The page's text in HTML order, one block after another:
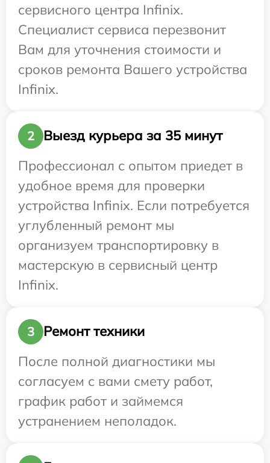
сервисного центра Infinix.
Специалист сервиса перезвонит
Вам для уточнения стоимости и
сроков ремонта Вашего устройства
Infinix.
2
Выезд курьера за 35 минут
Профессионал с опытом приедет в
удобное время для проверки
устройства Infinix. Если потребуется
углубленный ремонт мы
организуем транспортировку в
мастерскую в сервисный центр
Infinix.
3
Ремонт техники
После полной диагностики мы
согласуем с вами смету работ,
график работ и займемся
устранением неполадок.